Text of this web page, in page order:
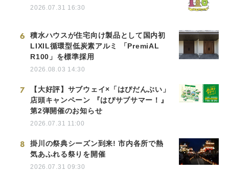
2026.07.31 16:30
6
積水ハウスが住宅向け製品として国内初
LIXIL循環型低炭素アルミ 「PremiAL
R100」を標準採用
2026.08.03 14:30
7
【大好評】サブウェイ×「はぴだんぶい」
店頭キャンペーン 『はぴサブサマー！』
第2弾開催のお知らせ
2026.07.31 11:00
8
掛川の祭典シーズン到来! 市内各所で熱
気あふれる祭りを開催
2026.07.31 09:30